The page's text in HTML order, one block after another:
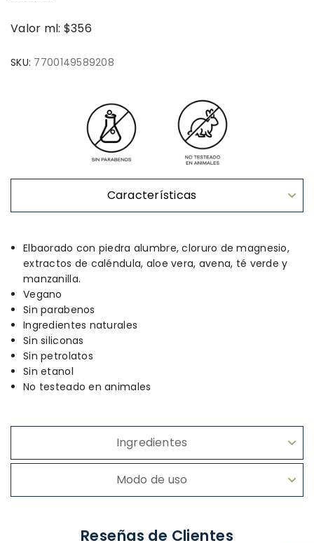
Valor ml: $356
SKU: 7700149589208
Características
Elbaorado con piedra alumbre, cloruro de magnesio,
extractos de caléndula, aloe vera, avena, té verde y
manzanilla.
Vegano
Sin parabenos
Ingredientes naturales
Sin siliconas
Sin petrolatos
Sin etanol
No testeado en animales
Ingredientes
Modo de uso
Reseñas de Clientes